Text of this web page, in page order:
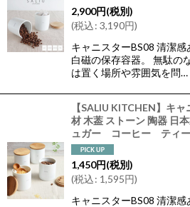
2,900円(税別)
(税込: 3,190円)
キャニスターBS08 清潔
白磁の保存容器。 無駄の
は置く場所や雰囲気を問…
【SALIU KITCHEN】キ
材 木葢 ストーン 陶器
ュガー コーヒー ティー
1,450円(税別)
(税込: 1,595円)
キャニスターBS08 清潔